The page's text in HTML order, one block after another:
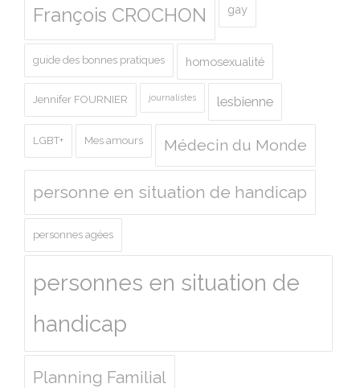
François CROCHON gay
guide des bonnes pratiques homosexualité
Jennifer FOURNIER journalistes lesbienne
LGBT+ Mes amours Médecin du Monde
personne en situation de handicap
personnes agées
personnes en situation de
handicap
Planning Familial